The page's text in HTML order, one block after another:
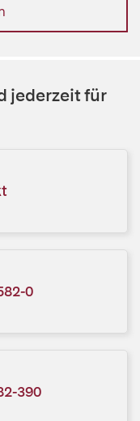
jederzeit für
0
390